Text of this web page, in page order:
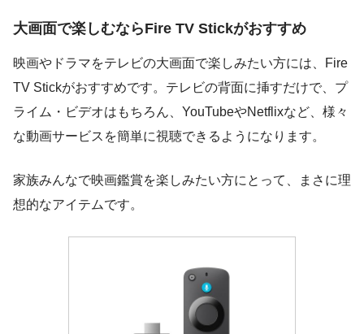
大画面で楽しむならFire TV Stickがおすすめ
映画やドラマをテレビの大画面で楽しみたい方には、Fire
TV Stickがおすすめです。テレビの背面に挿すだけで、プ
ライム・ビデオはもちろん、YouTubeやNetflixなど、様々
な動画サービスを簡単に視聴できるようになります。
家族みんなで映画鑑賞を楽しみたい方にとって、まさに理
想的なアイテムです。